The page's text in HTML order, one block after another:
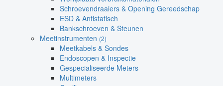
Schroevendraaiers & Opening Gereedschap
ESD & Antistatisch
Bankschroeven & Steunen
Meetinstrumenten (2)
Meetkabels & Sondes
Endoscopen & Inspectie
Gespecialiseerde Meters
Multimeters